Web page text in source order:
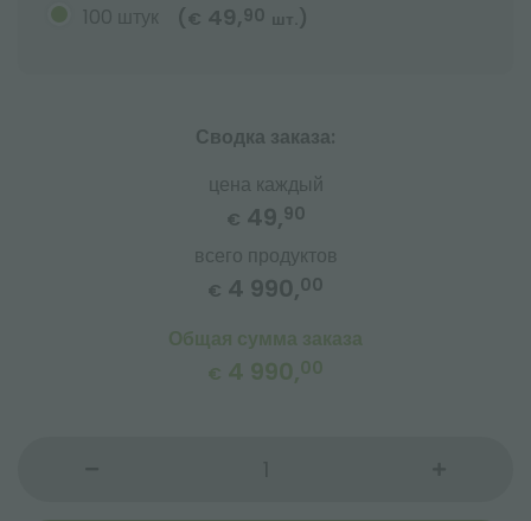
100 штук
( € 49, 90 шт. )
Сводка заказа:
цена каждый
€ 49,90
всего продуктов
€ 4 990,00
Общая сумма заказа
€ 4 990,00